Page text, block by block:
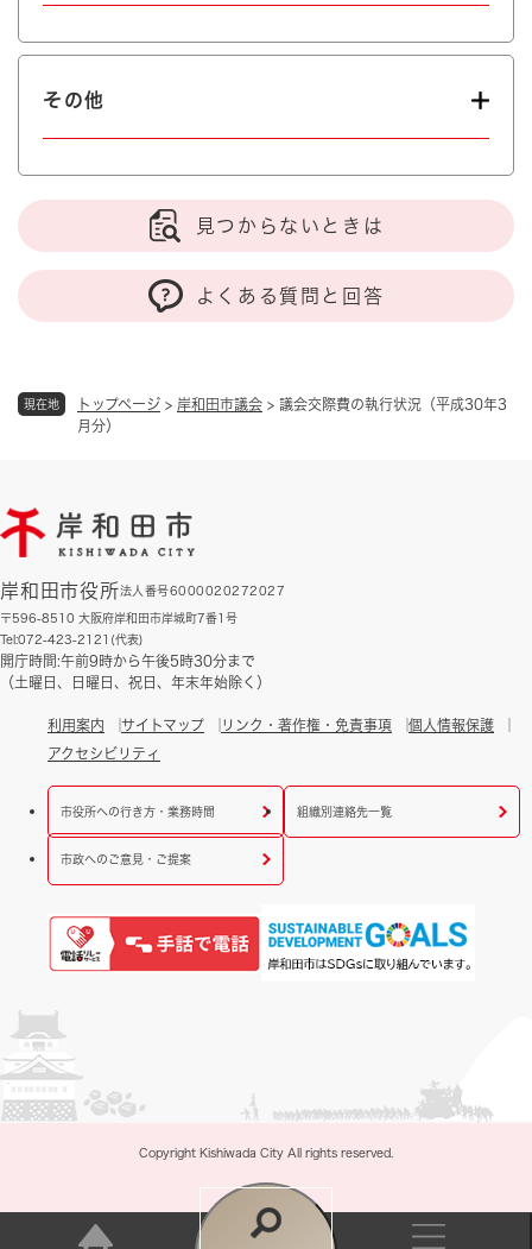
現在地 トップページ > 岸和田市議会 > 議会交際費の執行状況（平成30年3
月分）
その他
見つからないときは
よくある質問と回答
岸和田市役所法人番号6000020272027
〒596-8510 大阪府岸和田市岸城町7番1号
Tel:072-423-2121(代表)
開庁時間:午前9時から午後5時30分まで
（土曜日、日曜日、祝日、年末年始除く）
利用案内 サイトマップ リンク・著作権・免責事項
個人情報保護
アクセシビリティ
市役所への行き方・業務時間 組織別連絡先一覧
市政へのご意見・ご提案
Copyright Kishiwada City All rights reserved.